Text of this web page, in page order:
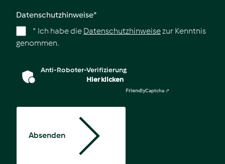
Datenschutzhinweise*
* Ich habe die Datenschutzhinweisezur Kenntnis
genommen.
Anti-Roboter-Verifizierung
Hier klicken
FriendlyCaptcha ⇗
Absenden